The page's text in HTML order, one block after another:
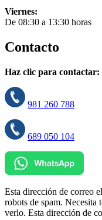
Viernes:
De 08:30 a 13:30 horas
Contacto
Haz clic para contactar:
981 260 788
689 050 104
Esta dirección de correo
robots de spam. Necesita
verlo. Esta dirección de